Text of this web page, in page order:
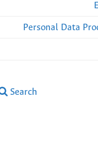
Personal Data
Search